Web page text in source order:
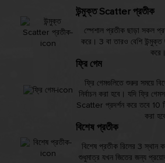
উন্মুক্ত Scatter প্রতীক
স্পেশাল প্রতীক ছাড়া সকল
করে। 3 বা তারও বেশি উন্মুক্ত
করে।
ফ্রি গেম
ফ্রি গেমগুলিতে শুরুর সময়ে
নির্বাচন করা হবে। যদি ফ্রি
Scatter প্রদর্শন করে তবে 10
করা
বিশেষ প্রতীক
বিশেষ প্রতীক রিলের 3 স্থান
শুধুমাত্র যখন জিতের জন্য